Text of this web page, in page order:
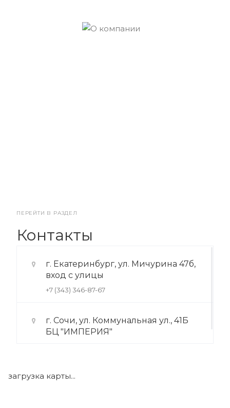
ПЕРЕЙТИ В РАЗДЕЛ
Контакты
г. Екатеринбург, ул. Мичурина 47б,
вход с улицы
+7 (343) 346-87-67
г. Сочи, ул. Коммунальная ул., 41Б
БЦ "ИМПЕРИЯ"
загрузка карты...